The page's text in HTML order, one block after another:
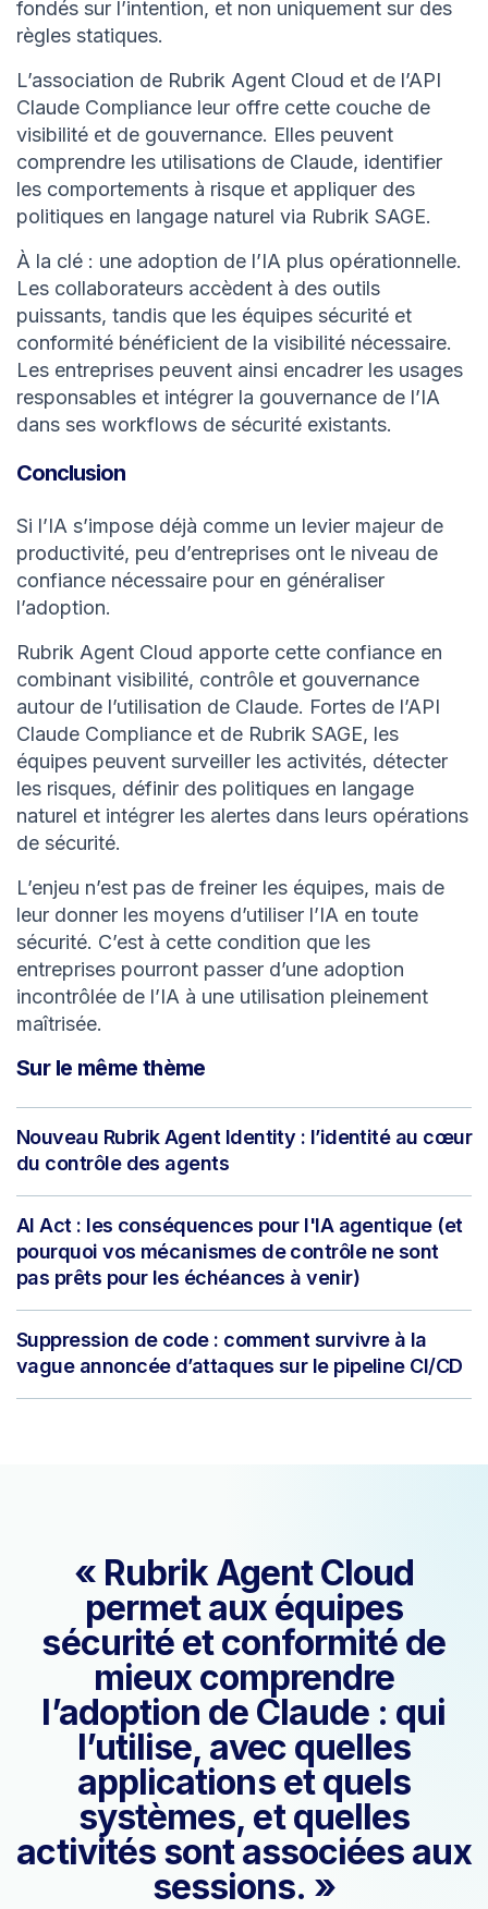
fondés sur l’intention, et non uniquement sur des
règles statiques.
L’association de Rubrik Agent Cloud et de l’API
Claude Compliance leur offre cette couche de
visibilité et de gouvernance. Elles peuvent
comprendre les utilisations de Claude, identifier
les comportements à risque et appliquer des
politiques en langage naturel via Rubrik SAGE.
À la clé : une adoption de l’IA plus opérationnelle.
Les collaborateurs accèdent à des outils
puissants, tandis que les équipes sécurité et
conformité bénéficient de la visibilité nécessaire.
Les entreprises peuvent ainsi encadrer les usages
responsables et intégrer la gouvernance de l’IA
dans ses workflows de sécurité existants.
Conclusion
Si l’IA s’impose déjà comme un levier majeur de
productivité, peu d’entreprises ont le niveau de
confiance nécessaire pour en généraliser
l’adoption.
Rubrik Agent Cloud apporte cette confiance en
combinant visibilité, contrôle et gouvernance
autour de l’utilisation de Claude. Fortes de l’API
Claude Compliance et de Rubrik SAGE, les
équipes peuvent surveiller les activités, détecter
les risques, définir des politiques en langage
naturel et intégrer les alertes dans leurs opérations
de sécurité.
L’enjeu n’est pas de freiner les équipes, mais de
leur donner les moyens d’utiliser l’IA en toute
sécurité. C’est à cette condition que les
entreprises pourront passer d’une adoption
incontrôlée de l’IA à une utilisation pleinement
maîtrisée.
Sur le même thème
Nouveau Rubrik Agent Identity : l’identité au cœur
du contrôle des agents
AI Act : les conséquences pour l'IA agentique (et
pourquoi vos mécanismes de contrôle ne sont
pas prêts pour les échéances à venir)
Suppression de code : comment survivre à la
vague annoncée d’attaques sur le pipeline CI/CD
« Rubrik Agent Cloud
permet aux équipes
sécurité et conformité de
mieux comprendre
l’adoption de Claude : qui
l’utilise, avec quelles
applications et quels
systèmes, et quelles
activités sont associées aux
sessions. »